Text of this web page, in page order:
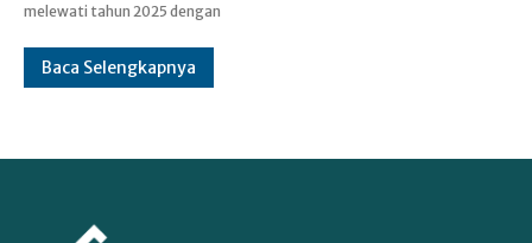
melewati tahun 2025 dengan
Baca Selengkapnya